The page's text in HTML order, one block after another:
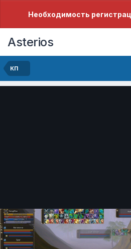
Необходимость
Asterios
КП